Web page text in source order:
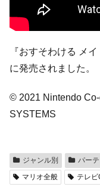
『おすそわける メ
に発売されました。
© 2021 Nintendo
SYSTEMS
ジャンル別 パーテ
マリオ全般
テレビ